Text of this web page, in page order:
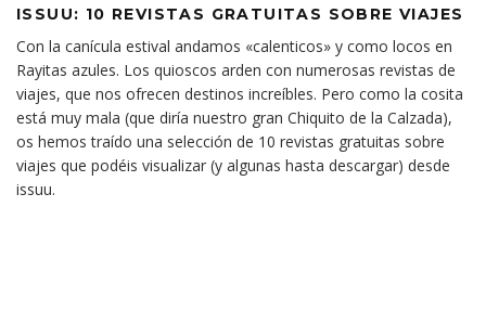
ISSUU: 10 REVISTAS GRATUITAS SOBRE VIAJES
Con la canícula estival andamos «calenticos» y como locos en
Rayitas azules. Los quioscos arden con numerosas revistas de
viajes, que nos ofrecen destinos increíbles. Pero como la cosita
está muy mala (que diría nuestro gran Chiquito de la Calzada),
os hemos traído una selección de 10 revistas gratuitas sobre
viajes que podéis visualizar (y algunas hasta descargar) desde
issuu.